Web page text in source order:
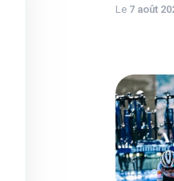
Le 7 août